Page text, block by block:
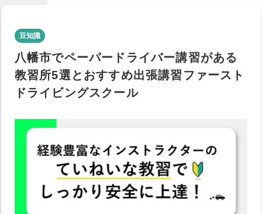
豆知識
八幡市でペーパードライバー講習がある
教習所5選とおすすめ出張講習ファースト
ドライビングスクール